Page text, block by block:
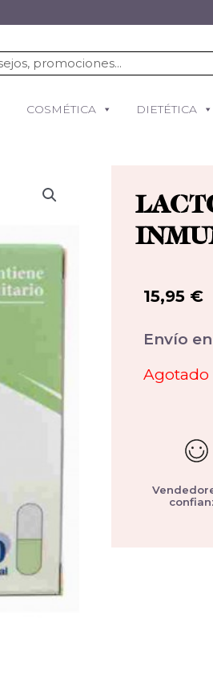
COSMÉTICA DIETÉTICA
15,95 €
Envío en
Agotado